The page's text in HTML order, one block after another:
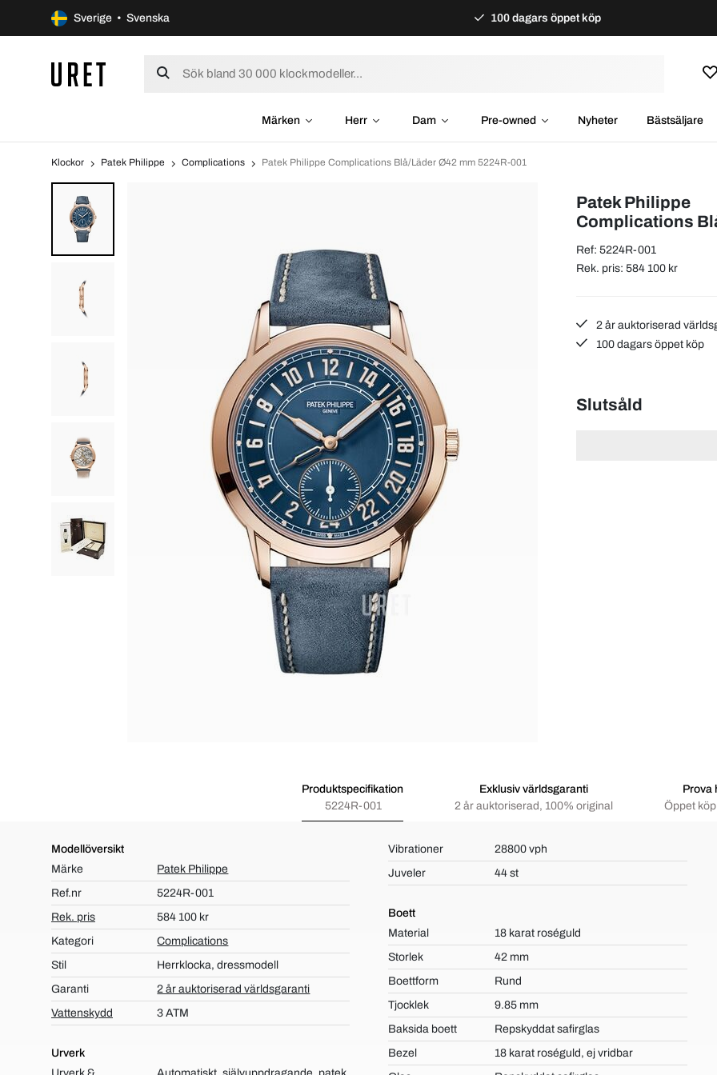
Sverige • Svenska 100 dagars öppet köp
Märken Herr Dam Pre-owned Nyheter Bästsäljare
Klockor Patek Philippe Complications Patek Philippe Complications Blå/Läder Ø42 mm 5224R-001
Patek Philippe
Complications
Ref: 5224R-001
Rek. pris: 584 100 kr
2 år auktoriserad
100 dagars öppet köp
Slutsåld
Produktspecifikation
5224R-001
Exklusiv världsgaranti
2 år auktoriserad, 100% original
Prova
Öppet
Modellöversikt
Märke
Patek Philippe
Ref.nr
5224R-001
Rek. pris
584 100 kr
Kategori
Complications
Stil
Herrklocka, dressmodell
Garanti
2 år auktoriserad världsgaranti
Vattenskydd
3 ATM
Urverk
Vibrationer
28800 vph
Juveler
44 st
Boett
Material
18 karat roséguld
Storlek
42 mm
Boettform
Rund
Tjocklek
9.85 mm
Baksida boett
Repskyddat safirglas
Bezel
18 karat roséguld, ej vridbar